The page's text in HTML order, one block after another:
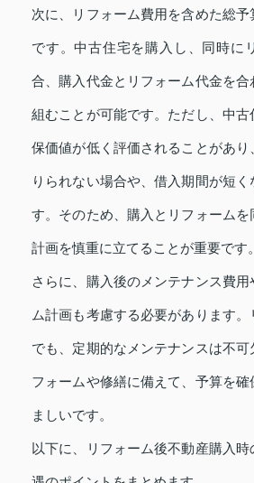
次に、リフォーム費用を含めた総
です。中古住宅を購入し、同時に
合、購入代金とリフォーム代金を合
組むことが可能です。ただし、中古
保価値が低く評価されることがあ
りられない場合や、借入期間が短く
す。そのため、購入とリフォームを
計画を慎重に立てることが重要です。
さらに、購入後のメンテナンス費
ム計画も考慮する必要があります
でも、定期的なメンテナンスは不可
フォームや修繕に備えて、予算を
ましいです。
以下に、リフォーム後不動産購入